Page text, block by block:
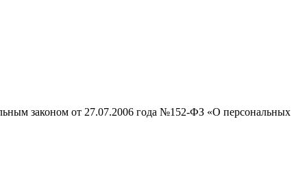
законом от 27.07.2006 года №152-ФЗ «О персональных